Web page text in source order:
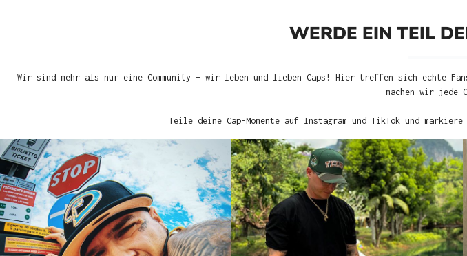
WERDE EIN TEIL
Wir sind mehr als nur eine Community – wir leben und lieben Caps! Hier treffen sich echte
machen wir jede
Teile deine Cap-Momente auf Instagram und TikTok und